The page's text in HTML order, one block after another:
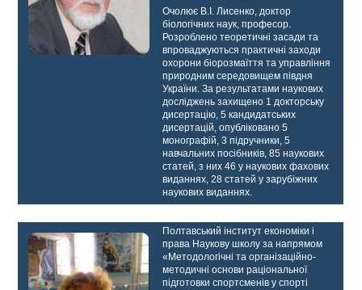
Очолює В.І. Лисенко, доктор
біологічних наук, професор.
Розроблено теоретичні засади та
впроваджуються практичні заходи
охорони біорозмаїття та управління
природним середовищем півдня
України. За результатами наукових
досліджень захищено 1 докторську
дисертацію, 5 кандидатських
дисертацій, опубліковано 5
монографій, 3 підручники, 5
навчальних посібників, 85 наукових
статей, з них 46 у наукових фахових
виданнях, 28 статей у зарубіжних
наукових виданнях.
Полтавський інститут економіки і
права Наукову школу за напрямом
«Методологічні та організаційно-
методичні основи раціональної
підготовки спортсменів у спорті